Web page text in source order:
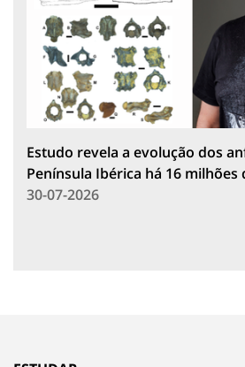
Estudo revela a evolução dos
Península Ibérica há 16 milhões
30-07-2026